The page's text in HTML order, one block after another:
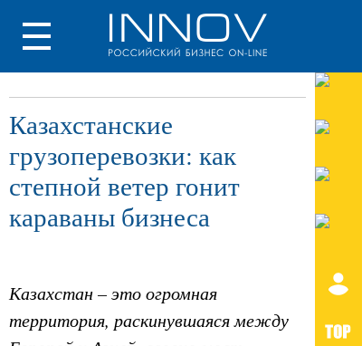
Казахстанские
грузоперевозки: как
степной ветер гонит
караваны бизнеса
Казахстан – это огромная
территория, раскинувшаяся между